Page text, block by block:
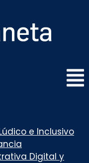
e Inclusivo
Digital y